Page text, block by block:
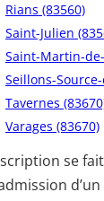
Rians (83560)
Saint-Julien
Saint-Martin-
Seillons-
Tavernes
Varages (83670)
se